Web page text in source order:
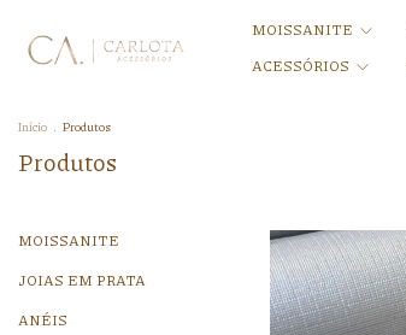
MOISSANITE
ACESSÓRIOS
Início . Produtos
Produtos
MOISSANITE
JOIAS EM PRATA
ANÉIS